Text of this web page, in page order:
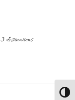
destinations